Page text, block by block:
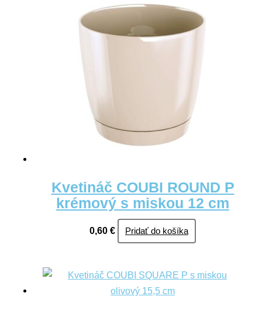
Kvetináč COUBI ROUND P
krémový s miskou 12 cm
0,60 € Pridať do košíka